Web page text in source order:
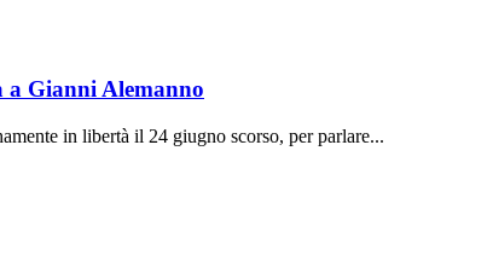
a Gianni Alemanno
in libertà il 24 giugno scorso, per parlare...